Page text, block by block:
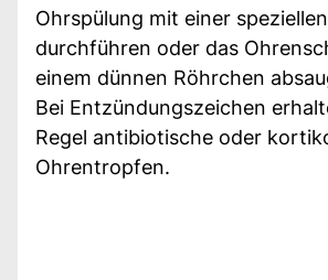
Ohrspülung mit einer
durchführen oder das
einem dünnen Röhrchen
Bei Entzündungszeichen
Regel antibiotische oder
Ohrentropfen.